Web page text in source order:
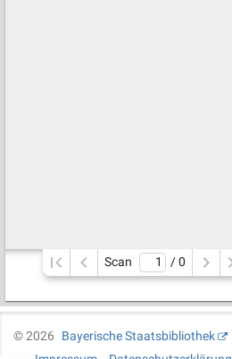
Scan / 0
©2026
Bayerische Staatsbibliothek